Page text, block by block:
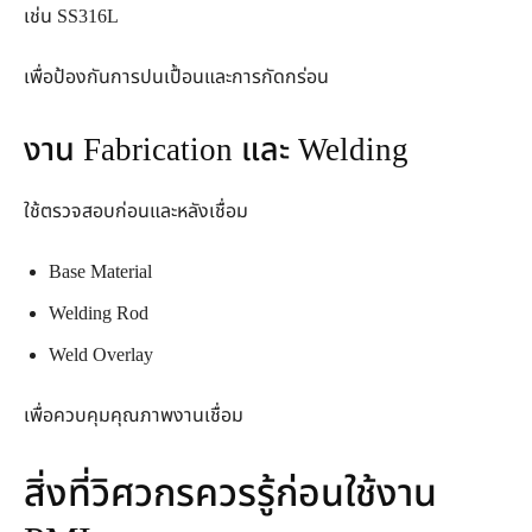
เช่น SS316L
เพื่อป้องกันการปนเปื้อนและการกัดกร่อน
งาน Fabrication และ Welding
ใช้ตรวจสอบก่อนและหลังเชื่อม
Base Material
Welding Rod
Weld Overlay
เพื่อควบคุมคุณภาพงานเชื่อม
สิ่งที่วิศวกรควรรู้ก่อนใช้งาน